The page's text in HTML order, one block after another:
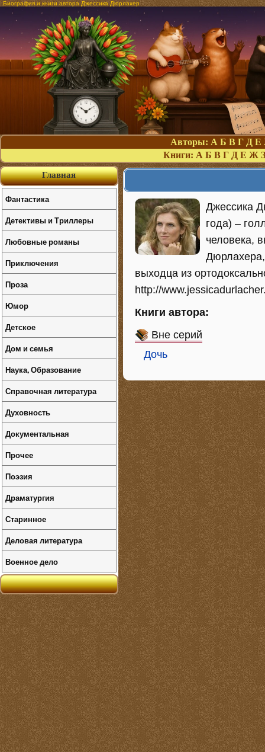
Биография и книги автора Джессика Дюрлахер
Авторы: А Б В Г Д Е
Книги: А Б В Г Д Е Ж З
Джессика
года) –
человека,
выходца из
http://
Книги автора:
Вне серий
Дочь
Главная
Фантастика
Детективы и Триллеры
Любовные романы
Приключения
Проза
Юмор
Детское
Дом и семья
Наука, Образование
Справочная литература
Духовность
Документальная
Прочее
Поэзия
Драматургия
Старинное
Деловая литература
Военное дело